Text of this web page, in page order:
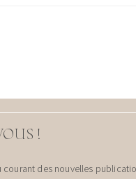
!
courant des nouvelles